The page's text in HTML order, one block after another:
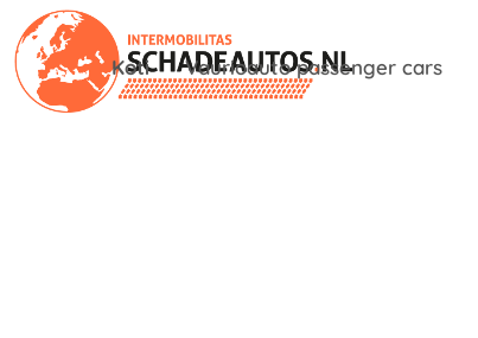
Koti Vaurioauto passenger cars